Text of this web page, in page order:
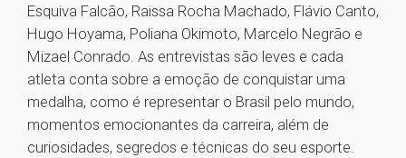
Esquiva Falcão, Raissa Rocha Machado, Flávio Canto,
Hugo Hoyama, Poliana Okimoto, Marcelo Negrão e
Mizael Conrado. As entrevistas são leves e cada
atleta conta sobre a emoção de conquistar uma
medalha, como é representar o Brasil pelo mundo,
momentos emocionantes da carreira, além de
curiosidades, segredos e técnicas do seu esporte.